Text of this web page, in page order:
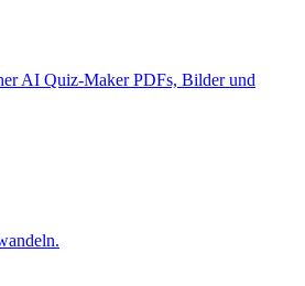
AI Quiz-Maker PDFs, Bilder und